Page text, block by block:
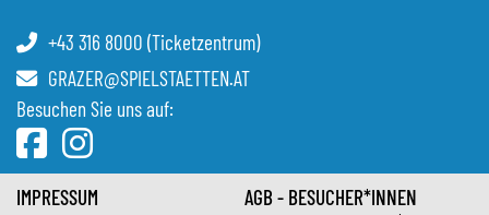
+43 316 8000 (Ticketzentrum)
GRAZER@SPIELSTAETTEN.AT
Besuchen Sie uns auf:
IMPRESSUM
AGB - BESUCHER*INNEN